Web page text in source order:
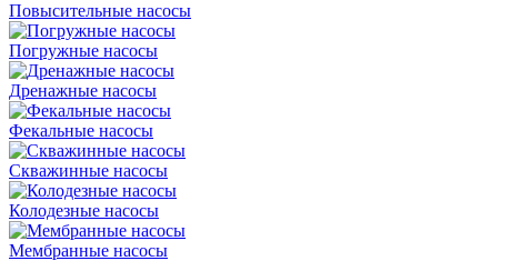
Повысительные насосы
Погружные насосы
Дренажные насосы
Фекальные насосы
Скважинные насосы
Колодезные насосы
Мембранные насосы